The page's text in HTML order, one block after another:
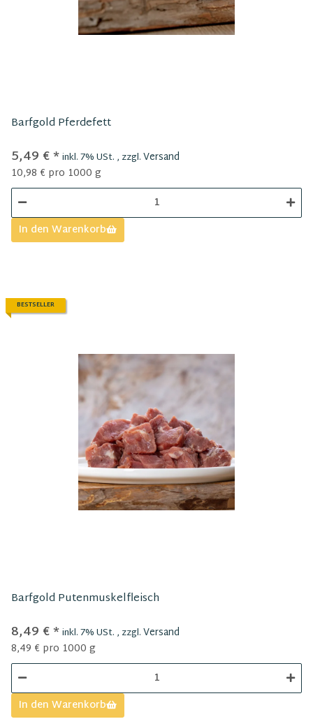
Barfgold Pferdefett
5,49 €*inkl. 7% USt. , zzgl.Versand
10,98 € pro 1000 g
In den Warenkorb
BESTSELLER
Barfgold Putenmuskelfleisch
8,49 €*inkl. 7% USt. , zzgl.Versand
8,49 € pro 1000 g
In den Warenkorb